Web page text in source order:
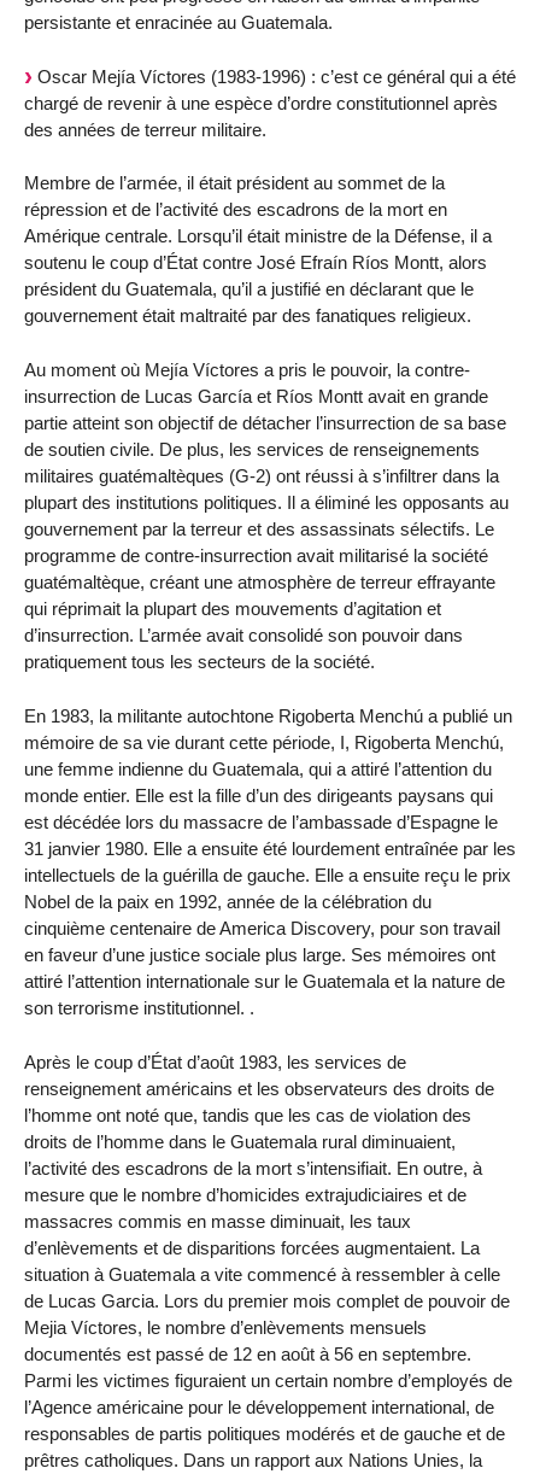
persistante et enracinée au Guatemala.
Oscar Mejía Víctores (1983-1996) : c’est ce général qui a été
chargé de revenir à une espèce d’ordre constitutionnel après
des années de terreur militaire.
Membre de l’armée, il était président au sommet de la
répression et de l’activité des escadrons de la mort en
Amérique centrale. Lorsqu’il était ministre de la Défense, il a
soutenu le coup d’État contre José Efraín Ríos Montt, alors
président du Guatemala, qu’il a justifié en déclarant que le
gouvernement était maltraité par des fanatiques religieux.
Au moment où Mejía Víctores a pris le pouvoir, la contre-
insurrection de Lucas García et Ríos Montt avait en grande
partie atteint son objectif de détacher l’insurrection de sa base
de soutien civile. De plus, les services de renseignements
militaires guatémaltèques (G-2) ont réussi à s’infiltrer dans la
plupart des institutions politiques. Il a éliminé les opposants au
gouvernement par la terreur et des assassinats sélectifs. Le
programme de contre-insurrection avait militarisé la société
guatémaltèque, créant une atmosphère de terreur effrayante
qui réprimait la plupart des mouvements d’agitation et
d’insurrection. L’armée avait consolidé son pouvoir dans
pratiquement tous les secteurs de la société.
En 1983, la militante autochtone Rigoberta Menchú a publié un
mémoire de sa vie durant cette période, I, Rigoberta Menchú,
une femme indienne du Guatemala, qui a attiré l’attention du
monde entier. Elle est la fille d’un des dirigeants paysans qui
est décédée lors du massacre de l’ambassade d’Espagne le
31 janvier 1980. Elle a ensuite été lourdement entraînée par les
intellectuels de la guérilla de gauche. Elle a ensuite reçu le prix
Nobel de la paix en 1992, année de la célébration du
cinquième centenaire de America Discovery, pour son travail
en faveur d’une justice sociale plus large. Ses mémoires ont
attiré l’attention internationale sur le Guatemala et la nature de
son terrorisme institutionnel. .
Après le coup d’État d’août 1983, les services de
renseignement américains et les observateurs des droits de
l’homme ont noté que, tandis que les cas de violation des
droits de l’homme dans le Guatemala rural diminuaient,
l’activité des escadrons de la mort s’intensifiait. En outre, à
mesure que le nombre d’homicides extrajudiciaires et de
massacres commis en masse diminuait, les taux
d’enlèvements et de disparitions forcées augmentaient. La
situation à Guatemala a vite commencé à ressembler à celle
de Lucas Garcia. Lors du premier mois complet de pouvoir de
Mejia Víctores, le nombre d’enlèvements mensuels
documentés est passé de 12 en août à 56 en septembre.
Parmi les victimes figuraient un certain nombre d’employés de
l’Agence américaine pour le développement international, de
responsables de partis politiques modérés et de gauche et de
prêtres catholiques. Dans un rapport aux Nations Unies, la